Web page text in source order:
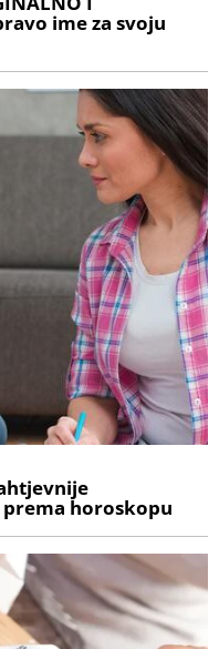
ime za svoju
horoskopu